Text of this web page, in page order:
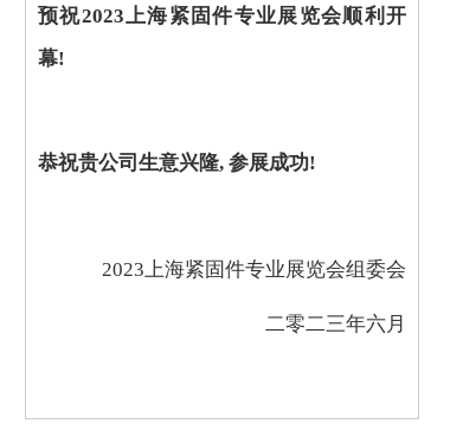
预祝2023上海紧固件专业展览会顺利开
幕!
恭祝贵公司生意兴隆, 参展成功!
2023上海紧固件专业展览会组委会
二零二三年六月